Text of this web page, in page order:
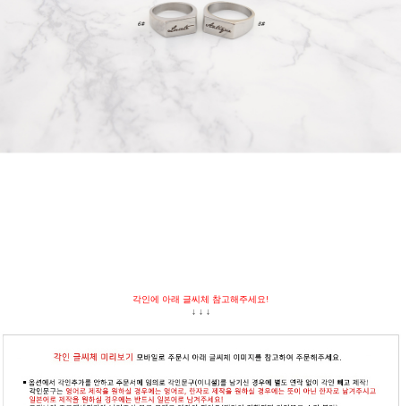
각인에 아래 글씨체 참고해주세요!
↓ ↓ ↓